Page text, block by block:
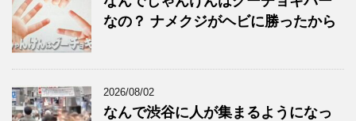
なの？ ナメクジがヘビに勝ったから
2026/08/02
なんで渋谷に人が集まるようになっ